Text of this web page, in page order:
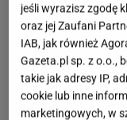
jeśli wyrazisz zgodę
oraz jej Zaufani
IAB, jak również
Gazeta.pl sp. z o.o.,
takie jak adresy IP,
cookie lub inne
marketingowych, w